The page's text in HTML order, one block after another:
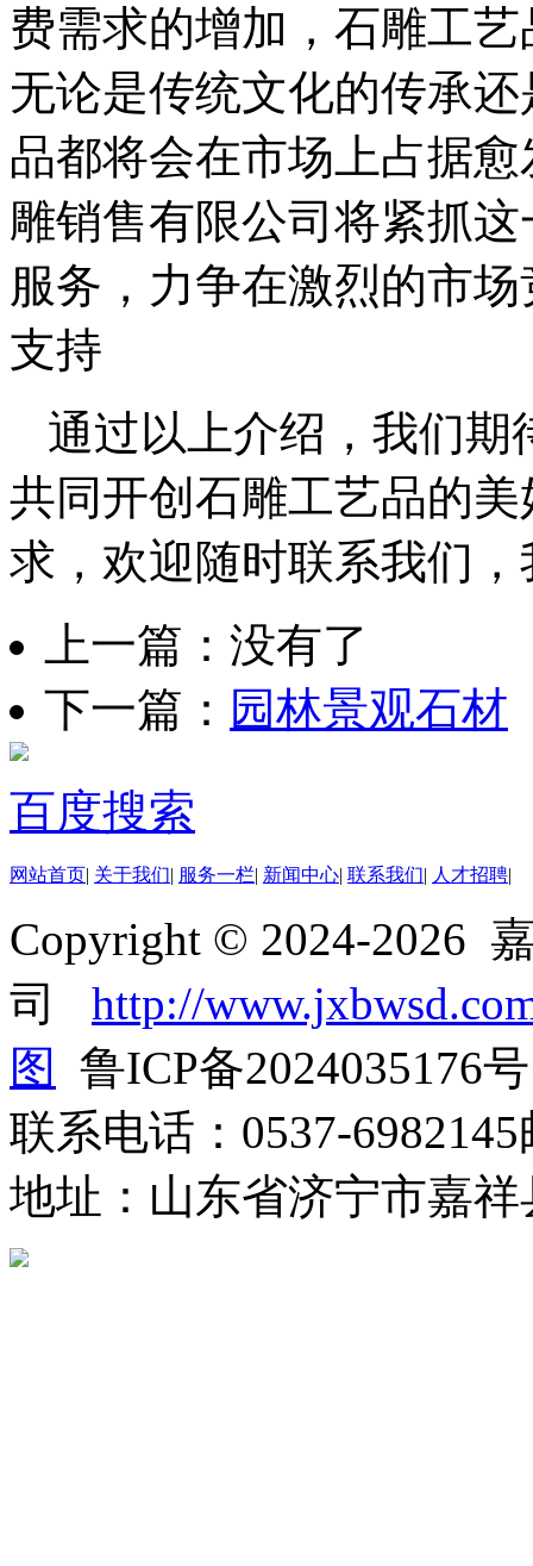
费需求的增加，石雕工
无论是传统文化的传承
品都将会在市场上占据
雕销售有限公司将紧抓
服务，力争在激烈的市
支持
通过以上介绍，我们期
共同开创石雕工艺品的
求，欢迎随时联系我们
上一篇：没有了
下一篇： 园林景观石材
百度搜索
网站首页| 关于我们| 服务一栏| 新闻中心| 联系我们| 人才招聘|
Copyright © 2024-2026
司 http://
图
鲁ICP备2024035176号
联系电话：0537-6982145
地址：山东省济宁市嘉